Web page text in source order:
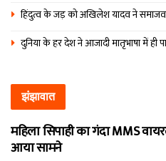
हिंदुत्व के जड़ को अखिलेश यादव ने
दुनिया के हर देश ने आजादी मातृभाषा में ही
झंझावात
महिला सिपाही का गंदा MMS
आया सामने